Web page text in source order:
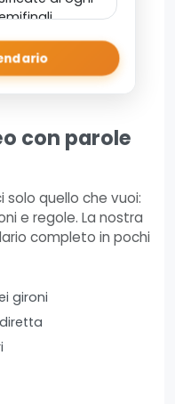
con parole
solo quello che vuoi:
e regole. La nostra
completo in pochi
gironi